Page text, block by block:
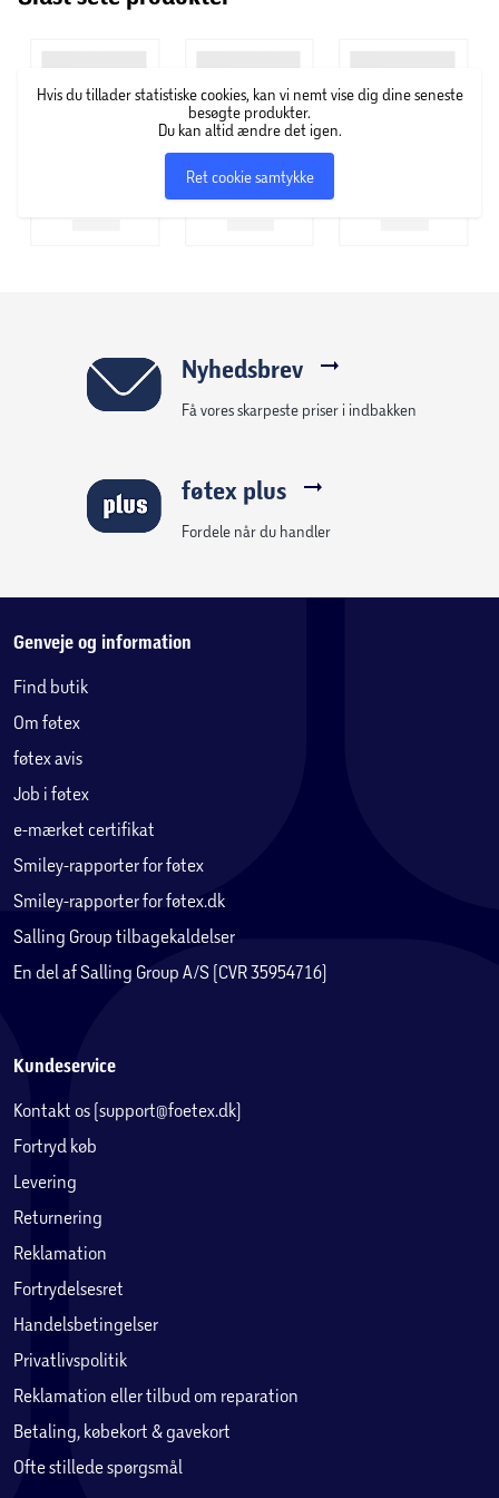
Hvis du tillader statistiske cookies, kan vi nemt vise dig dine seneste
besøgte produkter.
Du kan altid ændre det igen.
Ret cookie samtykke
Nyhedsbrev
Få vores skarpeste priser i indbakken
føtex plus
Fordele når du handler
Genveje og information
Find butik
Om føtex
føtex avis
Job i føtex
e-mærket certifikat
Smiley-rapporter for føtex
Smiley-rapporter for føtex.dk
Salling Group tilbagekaldelser
En del af Salling Group A/S (CVR 35954716)
Kundeservice
Kontakt os (support@foetex.dk)
Fortryd køb
Levering
Returnering
Reklamation
Fortrydelsesret
Handelsbetingelser
Privatlivspolitik
Reklamation eller tilbud om reparation
Betaling, købekort & gavekort
Ofte stillede spørgsmål